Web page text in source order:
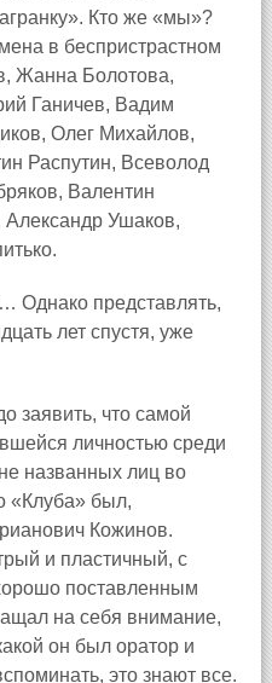
Кто же «мы»?
в беспристрастном
Жанна Болотова,
Ганичев, Вадим
Олег Михайлов,
Распутин, Всеволод
Валентин
Ушаков,
Однако представлять,
лет спустя, уже
заявить, что самой
личностью среди
названных лиц во
«Клуба» был,
Кожинов.
и пластичный, с
поставленным
на себя внимание,
он был оратор и
это знают все.